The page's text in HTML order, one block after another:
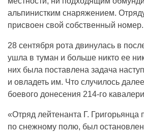
альпинистким снаряжением.
присвоен свой собственный номер.
28 сентября рота двинулась в
ушла в туман и больше никто ее
них была поставлена задача
и овладеть им. Что случилось
боевого донесения 214-го
«Отряд лейтенанта Г. Григорьянца
по снежному полю, был